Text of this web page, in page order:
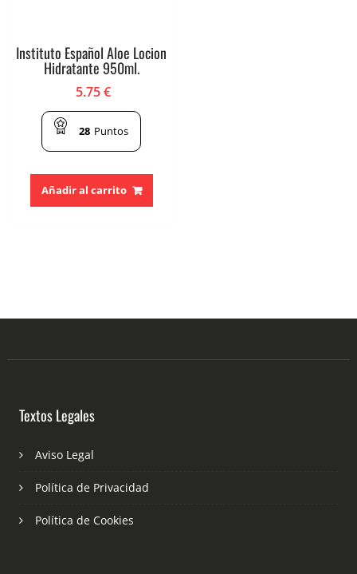
Instituto Español Aloe Locion
Hidratante 950ml.
5.75€
28 Puntos
Añadir al carrito
Textos Legales
Aviso Legal
Política de Privacidad
Política de Cookies